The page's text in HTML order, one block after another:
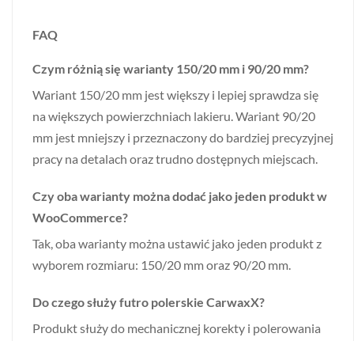
FAQ
Czym różnią się warianty 150/20 mm i 90/20 mm?
Wariant 150/20 mm jest większy i lepiej sprawdza się
na większych powierzchniach lakieru. Wariant 90/20
mm jest mniejszy i przeznaczony do bardziej precyzyjnej
pracy na detalach oraz trudno dostępnych miejscach.
Czy oba warianty można dodać jako jeden produkt w
WooCommerce?
Tak, oba warianty można ustawić jako jeden produkt z
wyborem rozmiaru: 150/20 mm oraz 90/20 mm.
Do czego służy futro polerskie CarwaxX?
Produkt służy do mechanicznej korekty i polerowania